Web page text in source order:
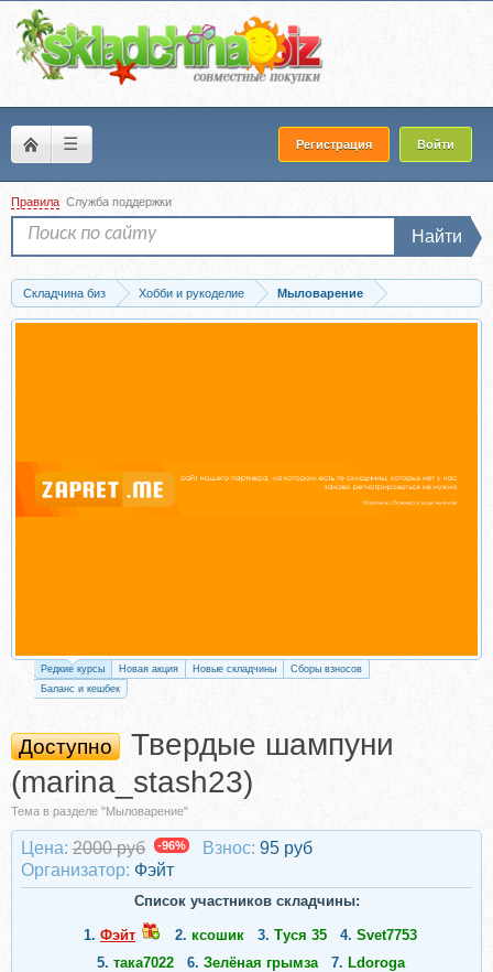
☰ Регистрация Войти
Правила Служба поддержки
Найти
Складчина биз Хобби и рукоделие
Мыловарение
Скачать Твердые шампуни (marina_stash23)
Редкие курсы Новая акция Новые складчины
Сборы взносов
Баланс и кешбек
Доступно
Твердые шампуни
(marina_stash23)
Тема в разделе "Мыловарение"
Цена: 2000 руб -96% Взнос: 95 руб
Организатор: Фэйт
Список участников складчины:
1. Фэйт 2. ксoшик 3. Туся 35 4. Svet7753
5. така7022 6. Зелёная грымза 7. Ldoroga